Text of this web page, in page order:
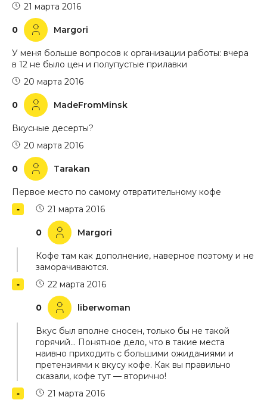
0 Margori
21 марта 2016
У меня больше вопросов к организации работы: вчера
в 12 не было цен и полупустые прилавки
0 MadeFromMinsk
20 марта 2016
Вкусные десерты?
0 Tarakan
20 марта 2016
Первое место по самому отвратительному кофе
0 Margori
21 марта 2016
Кофе там как дополнение, наверное поэтому и не
заморачиваются.
0 liberwoman
22 марта 2016
Вкус был вполне сносен, только бы не такой
горячий… Понятное дело, что в такие места
наивно приходить с большими ожиданиями и
претензиями к вкусу кофе. Как вы правильно
сказали, кофе тут — вторично!
21 марта 2016